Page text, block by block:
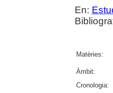
En:
Matèries:
Àmbit:
Cronologia: